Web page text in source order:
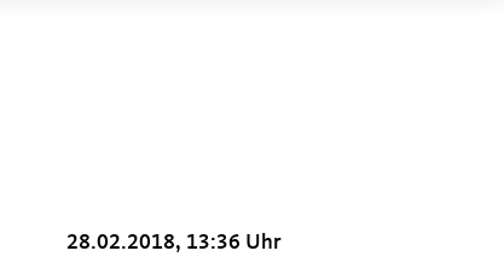
28.02.2018, 13:36 Uhr